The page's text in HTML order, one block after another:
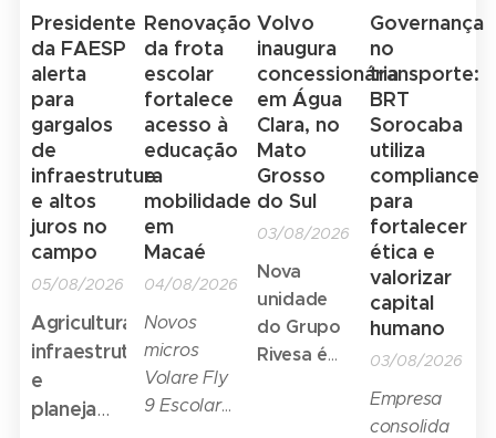
Presidente
da FAESP
alerta
para
gargalos
de
infraestrutura
e altos
juros no
campo
05/08/2026
Agricultura,
infraestrutura
e
planejamento
Renovação
da frota
escolar
fortalece
acesso à
educação
e
mobilidade
em
Macaé
04/08/2026
Novos
micros
Volare Fly
9 Escolar
Volvo
inaugura
concessionária
em Água
Clara, no
Mato
Grosso
do Sul
03/08/2026
Nova
unidade
do Grupo
Rivesa é
Governança
no
transporte:
BRT
Sorocaba
utiliza
compliance
para
fortalecer
ética e
valorizar
capital
humano
03/08/2026
Empresa
consolida